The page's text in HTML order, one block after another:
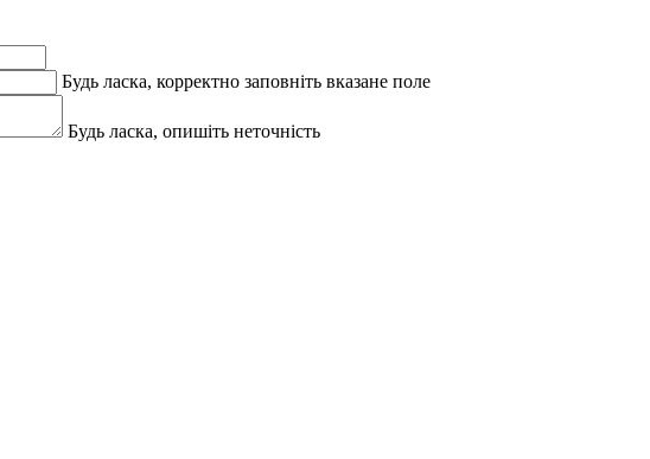
Будь ласка, корректно заповніть вказане поле
Будь ласка, опишіть неточність